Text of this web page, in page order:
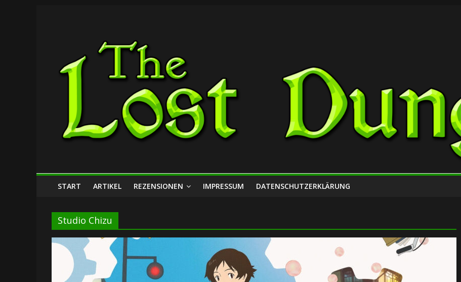
Lost
Dungeon
START ARTIKEL REZENSIONEN IMPRESSUM DATENSCHUTZERKLÄRUNG
Studio Chizu